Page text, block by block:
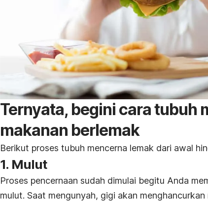
Ternyata, begini cara tubuh
makanan berlemak
Berikut proses tubuh mencerna lemak dari awal
1. Mulut
Proses pencernaan sudah dimulai begitu Anda
mulut. Saat mengunyah, gigi akan